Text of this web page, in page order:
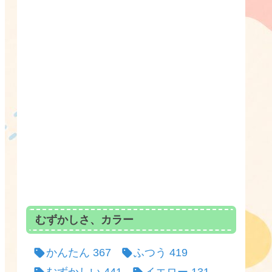
むずかしさ、カラー
かんたん 367 ふつう 419